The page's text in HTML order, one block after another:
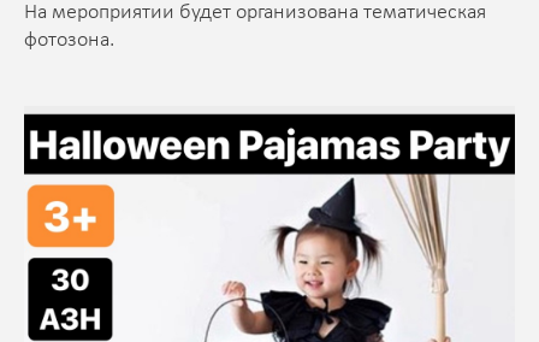
На мероприятии будет организована тематическая
фотозона.